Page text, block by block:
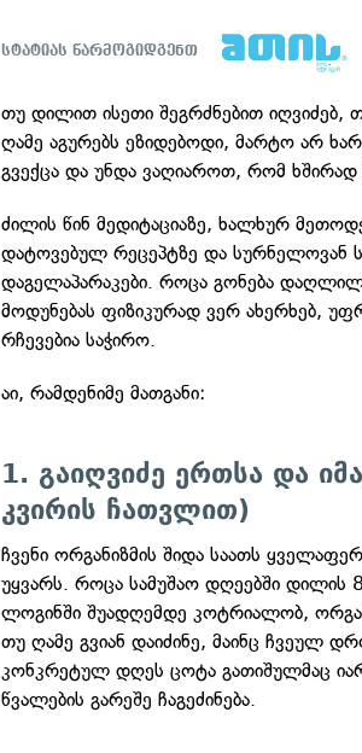
სტატიას წარმოგიდგენთ
თუ დილით ისეთი შეგრძნებით
ღამე აგურებს ეზიდებოდი, მარტო არ
გვექცა და უნდა ვაღიაროთ, რომ ხშირად
ძილის წინ მედიტაციაზე, ხალხურ
დატოვებულ რეცეპტზე და სურნელოვან
დაგელაპარაკები. როცა გონება
მოდუნებას ფიზიკურად ვერ ახერხებ,
რჩევებია საჭირო.
აი, რამდენიმე მათგანი:
1. გაიღვიძე ერთსა და
კვირის ჩათვლით)
ჩვენი ორგანიზმის შიდა საათს
უყვარს. როცა სამუშაო დღეებში დილის 8
ლოგინში შუადღემდე კოტრიალობ,
თუ ღამე გვიან დაიძინე, მაინც ჩვეულ
კონკრეტულ დღეს ცოტა გათიშულმაც
წვალების გარეშე ჩაგეძინება.